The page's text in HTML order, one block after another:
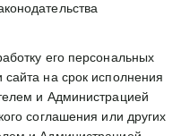
его персональных
на срок исполнения
и Администрацией
соглашения или других